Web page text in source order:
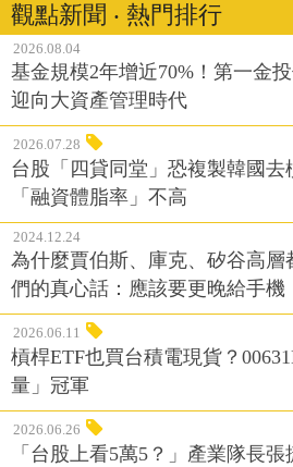
觀點新聞 ‧ 熱門排行
2026.08.04
基金規模2年增近70%！第一金
迎向大資產管理時代
2026.07.28
台股「四貸同堂」恐複製韓國去
「融資體脂率」不高
2024.12.24
為什麼賈伯斯、庫克、矽谷高層
們的真心話：應該要更晚給手機
2026.06.11
槓桿ETF也買台積電現貨？
量」冠軍
2026.06.26
「台股上看5萬5？」產業隊長